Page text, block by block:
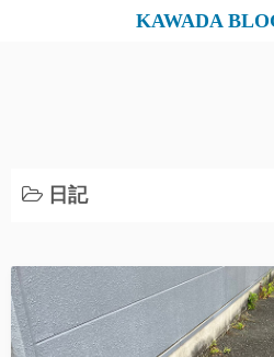
プ
KAWADA
日記